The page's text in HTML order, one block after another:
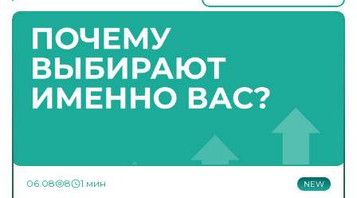
NEW
06.08 8 1 мин